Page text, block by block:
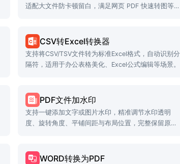
适配大文件防卡顿留白，满足网页 PDF 快速转图等
CSV转Excel转换器
支持将CSV/TSV文件转为标准Excel格式，自动识别分
隔符，适用于办公表格美化、Excel公式编辑等场景。
PDF文件加水印
支持一键添加文字或图片水印，精准调节水印透明
度、旋转角度、平铺间距与布局位置，完整保留原始
WORD转换为PDF